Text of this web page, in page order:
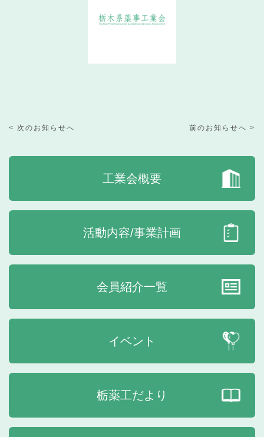
< 次のお知らせへ 前のお知らせへ >
工業会概要
活動内容/事業計画
会員紹介一覧
イベント
栃薬工だより